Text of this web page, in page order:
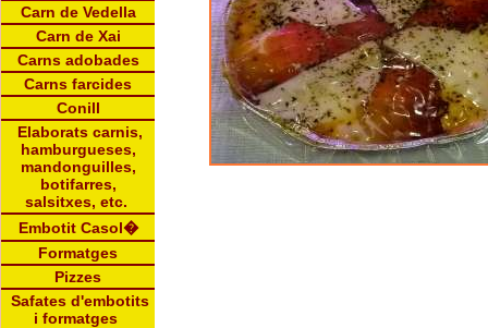
Carn de Vedella
Carn de Xai
Carns adobades
Carns farcides
Conill
Elaborats carnis,
hamburgueses,
mandonguilles,
botifarres,
salsitxes, etc.
Embotit Casol�
Formatges
Pizzes
Safates d'embotits
i formatges